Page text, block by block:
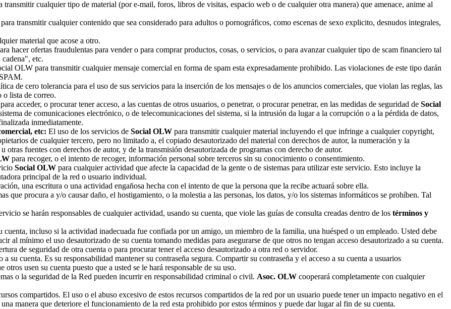
transmitir cualquier tipo de material (por e-mail, foros, libros de visitas, espacio web o de cualquier otra manera) que amenace, anime al
para transmitir cualquier contenido que sea considerado para adultos o pornográficos, como escenas de sexo explicito, desnudos integrales,
material que acose a otro.
hacer ofertas fraudulentas para vender o para comprar productos, cosas, o servicios, o para avanzar cualquier tipo de scam financiero tal
etc.
OLW para transmitir cualquier mensaje comercial en forma de spam esta expresadamente prohibido. Las violaciones de este tipo darán
de cero tolerancia para el uso de sus servicios para la inserción de los mensajes o de los anuncios comerciales, que violan las reglas, las
o lista de correo.
para acceder, o procurar tener acceso, a las cuentas de otros usuarios, o penetrar, o procurar penetrar, en las medidas de seguridad de Social
de comunicaciones electrónico, o de telecomunicaciones del sistema, si la intrusión da lugar a la corrupción o a la pérdida de datos,
inmediatamente.
etc: El uso de los servicios de Social OLW para transmitir cualquier material incluyendo el que infringe a cualquier copyright,
de cualquier tercero, pero no limitado a, el copiado desautorizado del material con derechos de autor, la numeración y la
fuentes con derechos de autor, y de la transmisión desautorizada de programas con derecho de autor.
para recoger, o el intento de recoger, información personal sobre terceros sin su conocimiento o consentimiento.
Social OLW para cualquier actividad que afecte la capacidad de la gente o de sistemas para utilizar este servicio. Esto incluye la
principal de la red o usuario individual.
una escritura o una actividad engañosa hecha con el intento de que la persona que la recibe actuará sobre ella.
que procura a y/o causar daño, el hostigamiento, o la molestia a las personas, los datos, y/o los sistemas informáticos se prohíben. Tal
se harán responsables de cualquier actividad, usando su cuenta, que viole las guías de consulta creadas dentro de los términos y
cuenta, incluso si la actividad inadecuada fue confiada por un amigo, un miembro de la familia, una huésped o un empleado. Usted debe
al mínimo el uso desautorizado de su cuenta tomando medidas para asegurarse de que otros no tengan acceso desautorizado a su cuenta.
de seguridad de otra cuenta o para procurar tener el acceso desautorizado a otra red o servidor.
a su cuenta. Es su responsabilidad mantener su contraseña segura. Compartir su contraseña y el acceso a su cuenta a usuarios
usen su cuenta puesto que a usted se le hará responsable de su uso.
o la seguridad de la Red pueden incurrir en responsabilidad criminal o civil. Asoc. OLW cooperará completamente con cualquier
compartidos. El uso o el abuso excesivo de estos recursos compartidos de la red por un usuario puede tener un impacto negativo en el
manera que deteriore el funcionamiento de la red esta prohibido por estos términos y puede dar lugar al fin de su cuenta.